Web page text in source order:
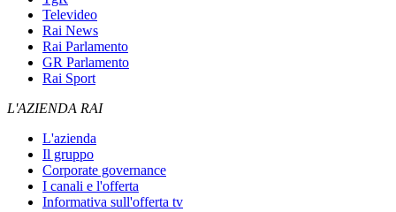
Televideo
Rai News
Rai Parlamento
GR Parlamento
Rai Sport
L'AZIENDA RAI
L'azienda
Il gruppo
Corporate governance
I canali e l'offerta
Informativa sull'offerta tv